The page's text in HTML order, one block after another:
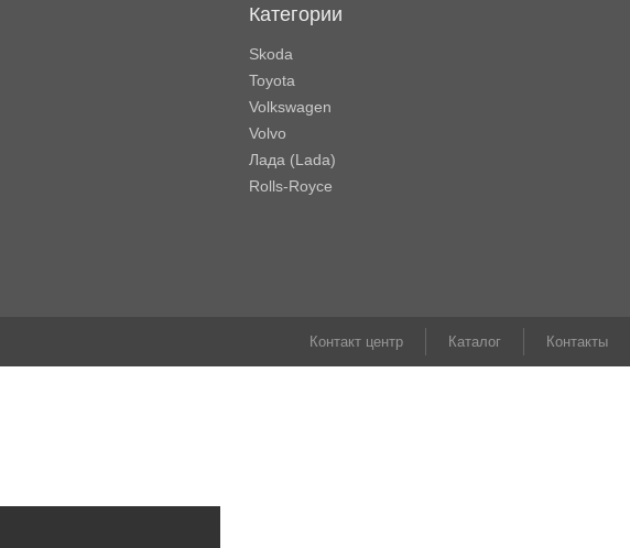
Категории
Skoda
Toyota
Volkswagen
Volvo
Лада (Lada)
Rolls-Royce
Контакт центр Каталог Контакты